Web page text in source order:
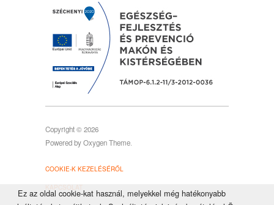
Copyright © 2026
Powered byOxygen Theme
COOKIE-K KEZELÉSÉRŐL
KAPCSOLAT
Ez az oldal cookie-kat használ, melyekkel még hatékonyabb